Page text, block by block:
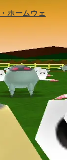
・ホームウェ